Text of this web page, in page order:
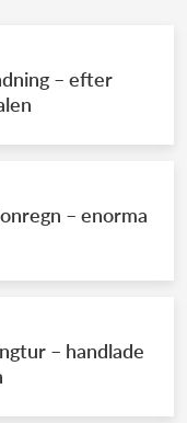
– efter
– enorma
– handlade